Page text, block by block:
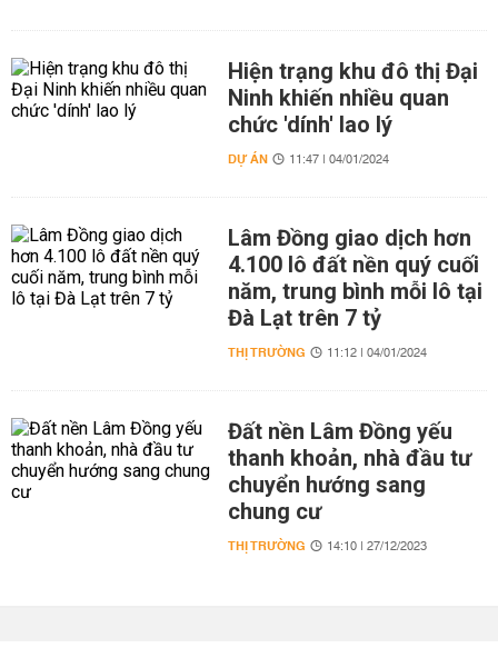
Hiện trạng khu đô thị Đại
Ninh khiến nhiều quan
chức 'dính' lao lý
DỰ ÁN 11:47 | 04/01/2024
Lâm Đồng giao dịch hơn
4.100 lô đất nền quý cuối
năm, trung bình mỗi lô tại
Đà Lạt trên 7 tỷ
THỊ TRƯỜNG 11:12 | 04/01/2024
Đất nền Lâm Đồng yếu
thanh khoản, nhà đầu tư
chuyển hướng sang
chung cư
THỊ TRƯỜNG 14:10 | 27/12/2023